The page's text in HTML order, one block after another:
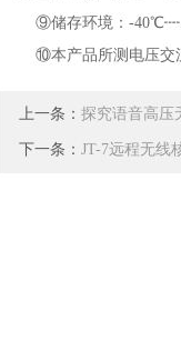
⑨储存环境：-40℃┉
⑩本产品所测电压交
上一条： 探究语音高压
下一条： JT-7远程无线